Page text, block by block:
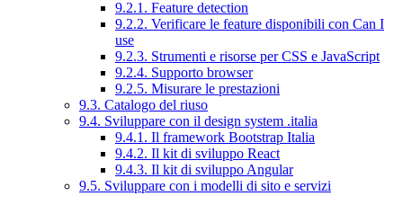
9.2.1. Feature detection
9.2.2. Verificare le feature disponibili con Can I
use
9.2.3. Strumenti e risorse per CSS e JavaScript
9.2.4. Supporto browser
9.2.5. Misurare le prestazioni
9.3. Catalogo del riuso
9.4. Sviluppare con il design system .italia
9.4.1. Il framework Bootstrap Italia
9.4.2. Il kit di sviluppo React
9.4.3. Il kit di sviluppo Angular
9.5. Sviluppare con i modelli di sito e servizi